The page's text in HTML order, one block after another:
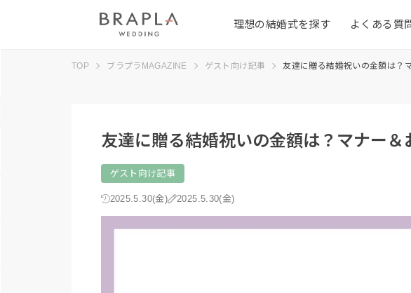
理想の結婚式を探す よくある質
TOP ブラプラMAGAZINE ゲスト向け記事 友達に贈る結婚祝いの金額は？
友達に贈る結婚祝いの金額は？マナー
ゲスト向け記事
2025.5.30(金) 2025.5.30(金)